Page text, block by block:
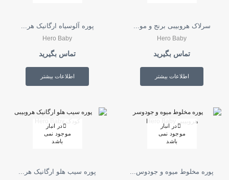
سرلاک هروبیبی برنج و مو...
Hero Baby
تماس بگیرید
اطلاعات بیشتر
پوره آلوسیاه ارگانیک هر...
Hero Baby
تماس بگیرید
اطلاعات بیشتر
در انبار
موجود نمی
باشد
پوره مخلوط میوه و جودوس...
در انبار
موجود نمی
باشد
پوره سیب هلو ارگانیک هر...